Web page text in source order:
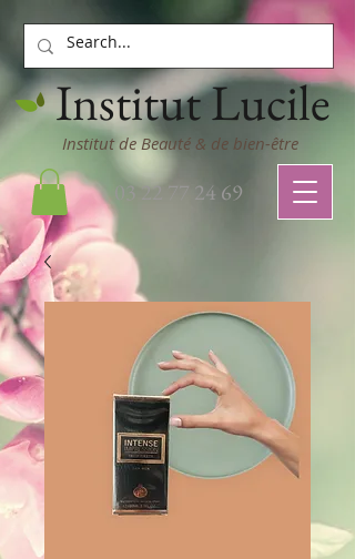
Institut Lucile
Institut de Beauté & de bien-être
03 22 77 24 69